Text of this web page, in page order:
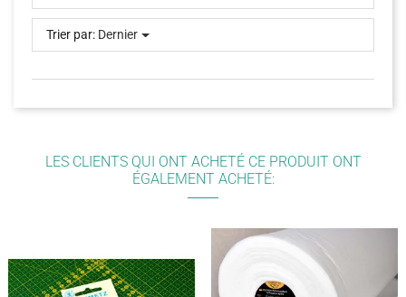
Trier par: Dernier
LES CLIENTS QUI ONT ACHETÉ CE PRODUIT ONT
ÉGALEMENT ACHETÉ: